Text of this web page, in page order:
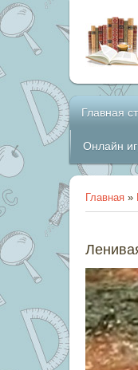
Главная
Онлайн
Главная »